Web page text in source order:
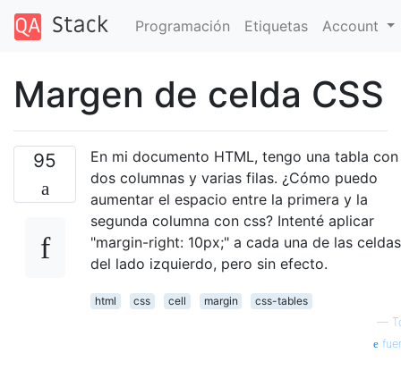
Programación Etiquetas Account
Margen de celda CSS
95
En mi documento HTML, tengo una tabla con
dos columnas y varias filas. ¿Cómo puedo
aumentar el espacio entre la primera y la
segunda columna con css? Intenté aplicar
"margin-right: 10px;" a cada una de las celdas
del lado izquierdo, pero sin efecto.
html css cell margin
css-tables
—